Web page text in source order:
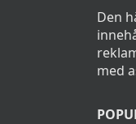
Den
med